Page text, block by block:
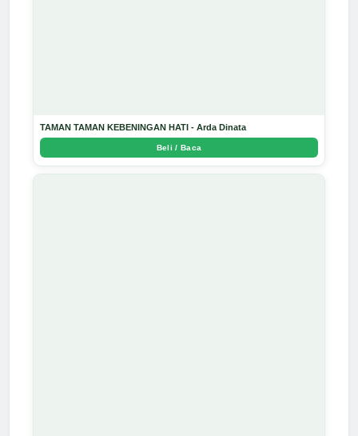
TAMAN TAMAN KEBENINGAN HATI - Arda Dinata
Beli / Baca